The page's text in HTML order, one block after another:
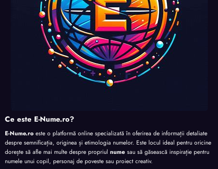
Ce este E-Nume.ro?
E-Nume.ro este o platformă online specializată în oferirea de informații detaliate
despre semnificația, originea și etimologia numelor. Este locul ideal pentru oricine
dorește să afle mai multe despre propriul nume sau să găsească inspirație pentru
numele unui copil, personaj de poveste sau proiect creativ.